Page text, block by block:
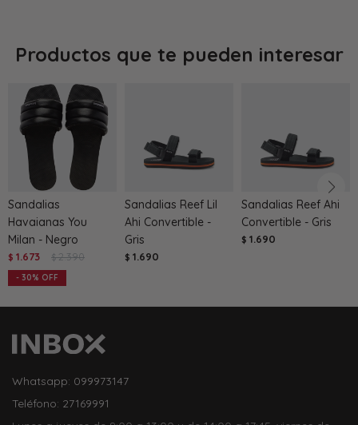
Productos que te pueden interesar
Sandalias
Havaianas You
Milan - Negro
$ 1.673 $ 2.390
30
Sandalias Reef Lil
Ahi Convertible -
Gris
$ 1.690
Sandalias Reef Ahi
Convertible - Gris
$ 1.690
Whatsapp: 099973147
Teléfono: 27169991